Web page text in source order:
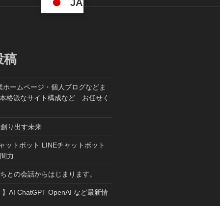
JA
稿
ホームページ・個人ブログなどま
格派なサイト構成など お任せく
り出す未来
ットボット LINEチャットボット
力
の会話からはじまります。
】AI ChatGPT OpenAI など最新情